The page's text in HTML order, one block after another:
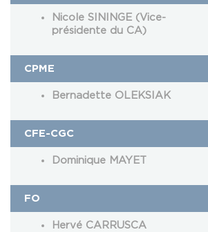
Nicole SININGE (Vice-
présidente du CA)
CPME
Bernadette OLEKSIAK
CFE-CGC
Dominique MAYET
FO
Hervé CARRUSCA